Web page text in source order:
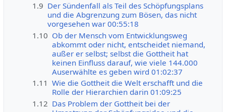
1.9 Der Sündenfall als Teil des Schöpfungsplans
und die Abgrenzung zum Bösen, das nicht
vorgesehen war 00:55:18
1.10 Ob der Mensch vom Entwicklungsweg
abkommt oder nicht, entscheidet niemand,
außer er selbst; selbst die Gottheit hat
keinen Einfluss darauf, wie viele 144.000
Auserwählte es geben wird 01:02:37
1.11 Wie die Gottheit die Welt erschafft und die
Rolle der Hierarchien darin 01:09:25
1.12 Das Problem der Gottheit bei der